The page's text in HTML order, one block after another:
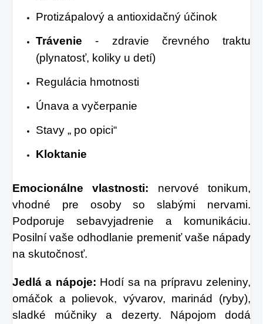
Protizápalový a antioxidačný účinok
Trávenie - zdravie črevného traktu
(plynatosť, koliky u detí)
Regulácia hmotnosti
Únava a vyčerpanie
Stavy „ po opici“
Kloktanie
Emocionálne vlastnosti: nervové tonikum,
vhodné pre osoby so slabými nervami.
Podporuje sebavyjadrenie a komunikáciu.
Posilní vaše odhodlanie premeniť vaše nápady
na skutočnosť.
Jedlá a nápoje: Hodí sa na prípravu zeleniny,
omáčok a polievok, vývarov, marinád (ryby),
sladké múčniky a dezerty. Nápojom dodá